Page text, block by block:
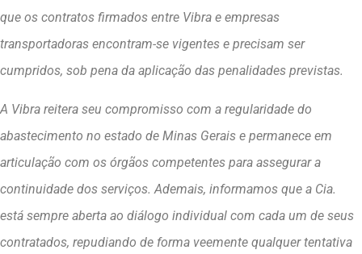
que os contratos firmados entre Vibra e empresas
transportadoras encontram-se vigentes e precisam ser
cumpridos, sob pena da aplicação das penalidades previstas.
A Vibra reitera seu compromisso com a regularidade do
abastecimento no estado de Minas Gerais e permanece em
articulação com os órgãos competentes para assegurar a
continuidade dos serviços. Ademais, informamos que a Cia.
está sempre aberta ao diálogo individual com cada um de seus
contratados, repudiando de forma veemente qualquer tentativa